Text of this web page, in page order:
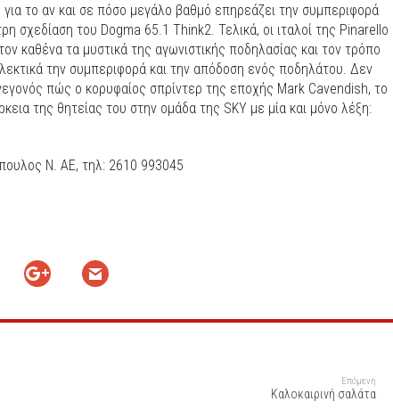
για το αν και σε πόσο μεγάλο βαθμό επηρεάζει την συμπεριφορά
σχεδίαση του Dogma 65.1 Think2. Τελικά, οι ιταλοί της Pinarello
καθένα τα μυστικά της αγωνιστικής ποδηλασίας και τον τρόπο
την συμπεριφορά και την απόδοση ενός ποδηλάτου. Δεν
πώς ο κορυφαίος σπρίντερ της εποχής Mark Cavendish, το
της θητείας του στην ομάδα της SKY με μία και μόνο λέξη:
Ν. ΑΕ, τηλ: 2610 993045
Επόμενη
Kαλοκαιρινή σαλάτα